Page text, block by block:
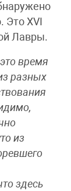
XVI
Лавры.
время
разных
из
здесь